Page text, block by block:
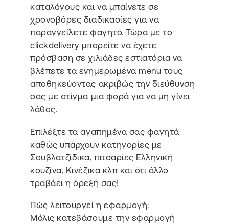
καταλόγους και να μπαίνετε σε
χρονοβόρες διαδικασίες για να
παραγγείλετε φαγητό. Τώρα με το
clickdelivery μπορείτε να έχετε
πρόσβαση σε χιλιάδες εστιατόρια να
βλέπετε τα ενημερωμένα menu τους
αποθηκεύοντας ακριβώς την διεύθυνση
σας με στίγμα μια φορά για να μη γίνει
λάθος.
Επιλέξτε τα αγαπημένα σας φαγητά
καθώς υπάρχουν κατηγορίες με
Σουβλατζίδικα, πιτσαρίες Ελληνική
κουζίνα, Κινέζικα κλπ και ότι άλλο
τραβάει η όρεξή σας!
Πώς λειτουργεί η εφαρμογή:
Μόλις κατεβάσουμε την εφαρμογή